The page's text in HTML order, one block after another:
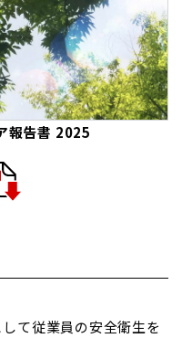
報告書 2025
て従業員の安全衛生を